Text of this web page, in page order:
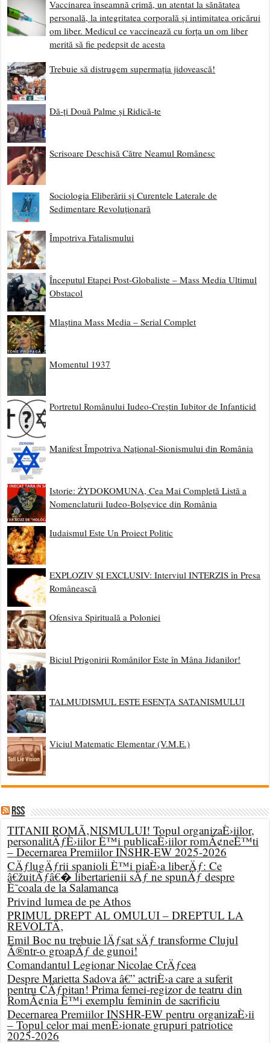
Vaccinarea înseamnă crimă, un atentat la sănătatea
personală, la integritatea corporală și intimitatea oricărui
om liber. Medicul ce vaccinează cu forța un om liber
merită să fie pedepsit de acesta
Trebuie să distrugem supermația jidovească!
Dă-ți Două Palme și Ridică-te
Scrisoare Deschisă Către Neamul Românesc
Sociologia Eliberării și Curentele Laterale de
Sedimentare Revoluționară
Împotriva Fatalismului
Începutul Etapei Post-Globaliste – Mass Media Ultimul
Obstacol
Mlaștina Mass Media – Serial Complet
Momentul 1937
Portretul Românului Iudeo-Creștin Iubitor de Infanticid
Manifest Împotriva Național-Sionismului din România
Istorie: ŻYDOKOMUNA, Cea Mai Completă Listă a
Nomenclaturii Iudeo-Bolșevice din România
Iudaismul Este Un Proiect Politic
EXPLOZIV ȘI EXCLUSIV: Interviul INTERZIS în Presa
Românească
Ofensiva Spirituală a Poloniei
Biciul Prigonirii Românilor Este în Mâna Jidanilor!
TALMUDISMUL ESTE ESENȚA SATANISMULUI
Viciul Matematic Elementar (V.M.E.)
RSS
TITANII ROMÃ‚NISMULUI! Topul organizaÈ›iilor,
personalitÄƒÈ›iilor È™i publicaÈ›iilor romÃ¢neÈ™ti
– Decernarea Premiilor INSHR-EW 2025-2026
CÄƒlugÄƒrii spanioli È™i piaÈ›a liberÄƒ: Ce
â€žuitÄƒâ€� libertarienii sÄƒ ne spunÄƒ despre
È˜coala de la Salamanca
Privind lumea de pe Athos
PRIMUL DREPT AL OMULUI – DREPTUL LA
REVOLTÄ‚
Emil Boc nu trebuie lÄƒsat sÄƒ transforme Clujul
Ã®ntr-o groapÄƒ de gunoi!
Comandantul Legionar Nicolae CrÄƒcea
Despre Marietta Sadova â€” actriÈ›a care a suferit
pentru CÄƒpitan! Prima femei-regizor de teatru din
RomÃ¢nia È™i exemplu feminin de sacrificiu
Decernarea Premiilor INSHR-EW pentru organizaÈ›ii
– Topul celor mai menÈ›ionate grupuri patriotice
2025-2026